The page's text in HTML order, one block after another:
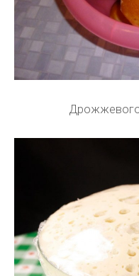
Дрожжевого